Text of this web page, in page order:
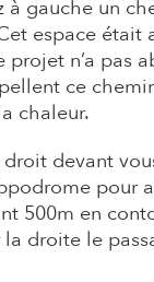
à gauche un
espace était
n’a pas
ce
chaleur.​
devant
pour
500m en
droite le